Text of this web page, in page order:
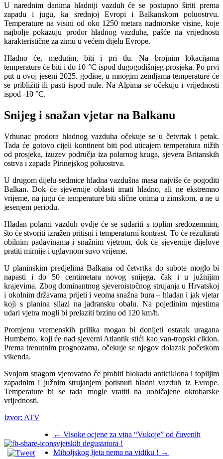
U narednim danima hladniji vazduh će se postupno širiti prema
zapadu i jugu, ka srednjoj Evropi i Balkanskom poluostrvu.
Temperature na visini od oko 1250 metara nadmorske visine, koje
najbolje pokazuju prodor hladnog vazduha, pašće na vrijednosti
karakteristične za zimu u većem dijelu Evrope.
Hladno će, međutim, biti i pri tlu. Na brojnim lokacijama
temperature će biti i do 10 °C ispod dugogodišnjeg prosjeka. Po prvi
put u ovoj jeseni 2025. godine, u mnogim zemljama temperature će
se približiti ili pasti ispod nule. Na Alpima se očekuju i vrijednosti
ispod -10 °C.
Snijeg i snažan vjetar na Balkanu
Vrhunac prodora hladnog vazduha očekuje se u četvrtak i petak.
Tada će gotovo cijeli kontinent biti pod uticajem temperatura nižih
od prosjeka, izuzev područja iza polarnog kruga, sjevera Britanskih
ostrva i zapada Pirinejskog poluostrva.
U drugom dijelu sedmice hladna vazdušna masa najviše će pogoditi
Balkan. Dok će sjevernije oblasti imati hladno, ali ne ekstremno
vrijeme, na jugu će temperature biti slične onima u zimskom, a ne u
jesenjem periodu.
Hladan polarni vazduh ovd‌je će se sudariti s toplim sredozemnim,
što će stvoriti izražen pritisni i temperaturni kontrast. To će rezultirati
obilnim padavinama i snažnim vjetrom, dok će sjevernije dijelove
pratiti mirnije i uglavnom suvo vrijeme.
U planinskim pred‌jelima Balkana od četvrtka do subote moglo bi
napasti i do 50 centimetara novog snijega, čak i u južnijim
krajevima. Zbog dominantnog sjeveroistočnog strujanja u Hrvatskoj
i okolnim državama prijeti i veoma snažna bura – hladan i jak vjetar
koji s planina silazi na jadransku obalu. Na pojedinim mjestima
udari vjetra mogli bi prelaziti brzinu od 120 km/h.
Promjenu vremenskih prilika mogao bi donijeti ostatak uragana
Humberto, koji će nad sjeverni Atlantik stići kao van-tropski ciklon.
Prema trenutnim prognozama, očekuje se njegov dolazak početkom
vikenda.
Svojom snagom vjerovatno će probiti blokadu anticiklona i toplijim
zapadnim i južnim strujanjem potisnuti hladni vazduh iz Evrope.
Temperature bi se tada mogle vratiti na uobičajene oktobarske
vrijednosti.
Izvor: ATV
← Visoke ocjene za vina “Vukoje” od čuvenih
svjetskih degustatora !
Miholjskog ljeta nema na vidiku ! →